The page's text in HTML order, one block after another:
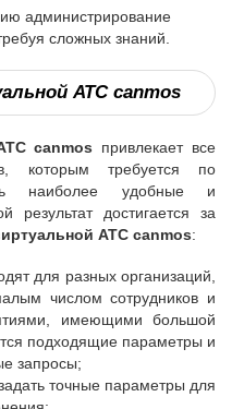
администрирование
сложных знаний.
АТС canmos
canmos привлекает все
которым требуется по
наиболее удобные и
результат достигается за
АТС canmos:
для разных организаций,
числом сотрудников и
имеющими большой
подходящие параметры и
запросы;
точные параметры для